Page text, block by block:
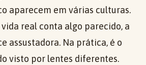
aparecem em várias culturas.
vida real conta algo parecido, a
assustadora. Na prática, é o
visto por lentes diferentes.